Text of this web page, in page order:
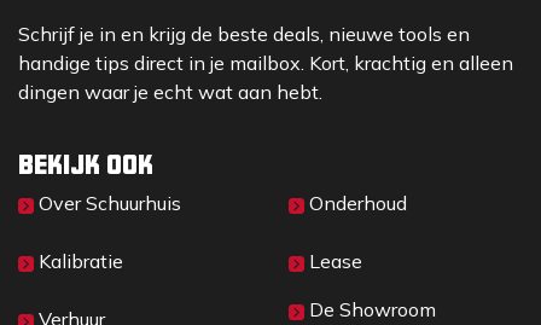
Schrijf je in en krijg de beste deals, nieuwe tools en
handige tips direct in je mailbox. Kort, krachtig en alleen
dingen waar je echt wat aan hebt.
Bekijk ook
Over Sc​huurhuis
Kalibratie
Verhuur
Onderhoud
Lease
De Showroom